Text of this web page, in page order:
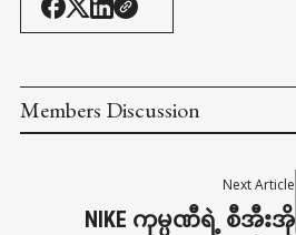
Members Discussion
Next Article
NIKE ကုမ္ပဏီရဲ့ စီအီးအို